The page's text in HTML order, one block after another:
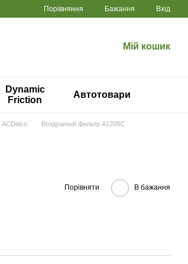
Порівняння Бажання Вхід
Мій кошик
Dynamic
Friction
Автотовари
ACDelco Воздушный фильтр A1208C
Порівняти В бажання